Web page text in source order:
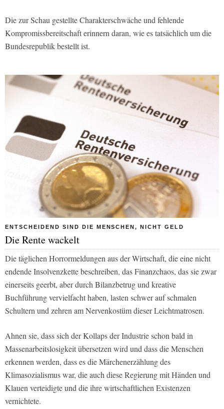
Die zur Schau gestellte Charakterschwäche und fehlende
Kompromissbereitschaft erinnern daran, wie es tatsächlich um die
Bundesrepublik bestellt ist.
ENTSCHEIDEND SIND DIE MENSCHEN, NICHT GELD
Die Rente wackelt
Die täglichen Horrormeldungen aus der Wirtschaft, die eine nicht
endende Insolvenzkette beschreiben, das Finanzchaos, das sie zwar
einerseits geerbt, aber durch Bilanzbetrug und kreative
Buchführung vervielfacht haben, lasten schwer auf schmalen
Schultern und zehren am Nervenkostüm dieser Leichtmatrosen.
Ahnen sie, dass sich der Kollaps der Industrie schon bald in
Massenarbeitslosigkeit übersetzen wird und dass die Menschen
erkennen werden, dass es die Märchenerzählung des
Klimasozialismus war, die auch diese Regierung mit Händen und
Klauen verteidigte und die ihre wirtschaftlichen Existenzen
vernichtete.